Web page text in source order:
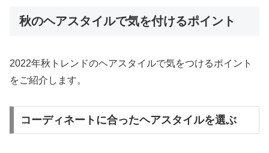
秋のヘアスタイルで気を付けるポイント
2022年秋トレンドのヘアスタイルで気をつけるポイント
をご紹介します。
コーディネートに合ったヘアスタイルを選ぶ